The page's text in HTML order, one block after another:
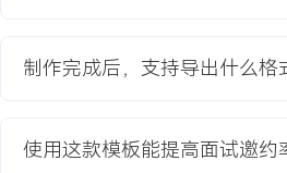
备能力的全新多活数据中心体系，以
项目职责：
1.顶层设计与方案制定：作为项目总
制作完成后，支持导出什么格
使用这款模板能提高面试邀约